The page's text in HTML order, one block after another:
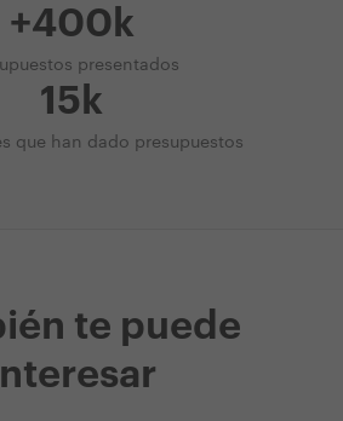
+400k
presentados
15k
que han dado presupuestos
te puede